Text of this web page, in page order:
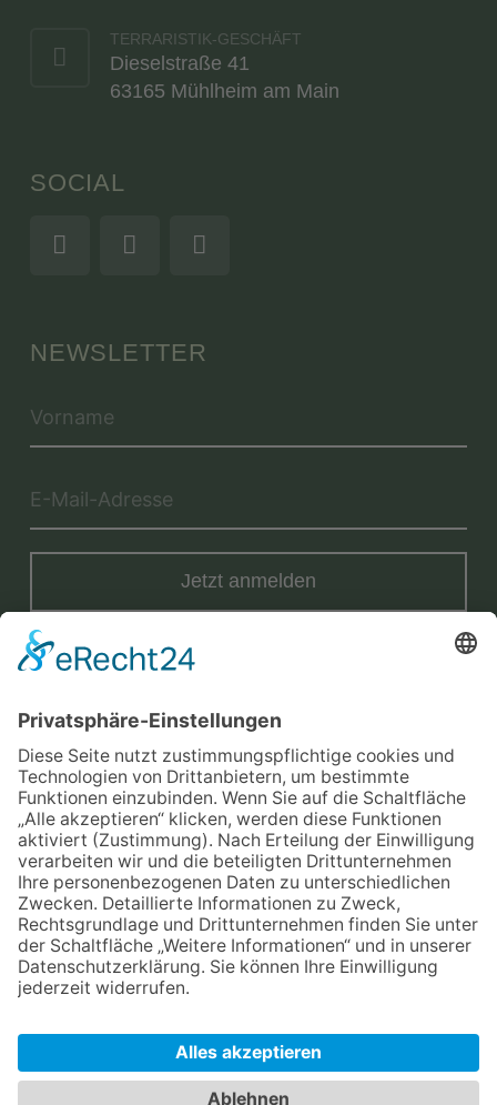
TERRARISTIK-GESCHÄFT
Dieselstraße 41
63165 Mühlheim am Main
SOCIAL
NEWSLETTER
Jetzt anmelden
Mit der Eintragung in dem Newsletter erkläre ich mich mit der
Datenschutzerklärungvon Terraristik District einverstanden.
Versand
Datenschutz